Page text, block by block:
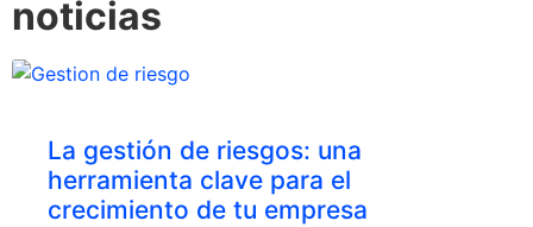
noticias
La gestión de riesgos: una
herramienta clave para el
crecimiento de tu empresa